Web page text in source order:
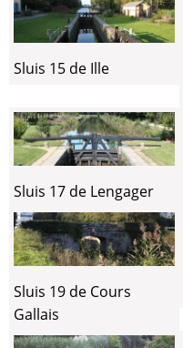
Sluis 15 de Ille
Sluis 17 de Lengager
Sluis 19 de Cours
Gallais